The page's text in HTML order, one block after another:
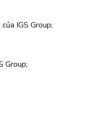
IGS Group;
Group;